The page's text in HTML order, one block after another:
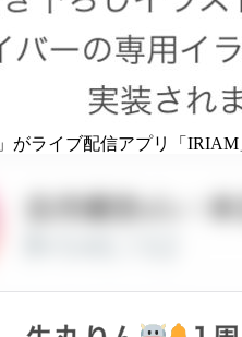
」がライブ配信アプリ「